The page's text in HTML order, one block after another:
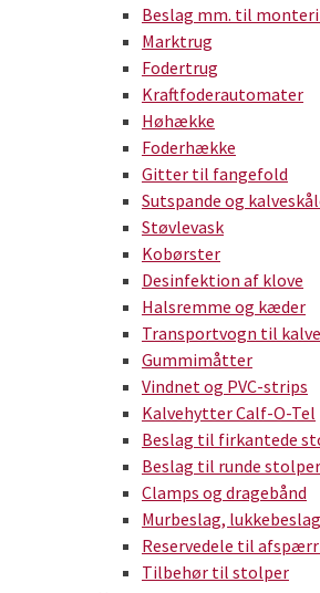
Beslag mm. til
Marktrug
Fodertrug
Kraftfoderautomater
Høhække
Foderhække
Gitter til fangefold
Sutspande og
Støvlevask
Kobørster
Desinfektion af klove
Halsremme og kæder
Transportvogn til kalve
Gummimåtter
Vindnet og PVC-strips
Kalvehytter Calf-O-Tel
Beslag til firkantede
Beslag til runde stolper
Clamps og dragebånd
Murbeslag, lukkebeslag
Reservedele til
Tilbehør til stolper